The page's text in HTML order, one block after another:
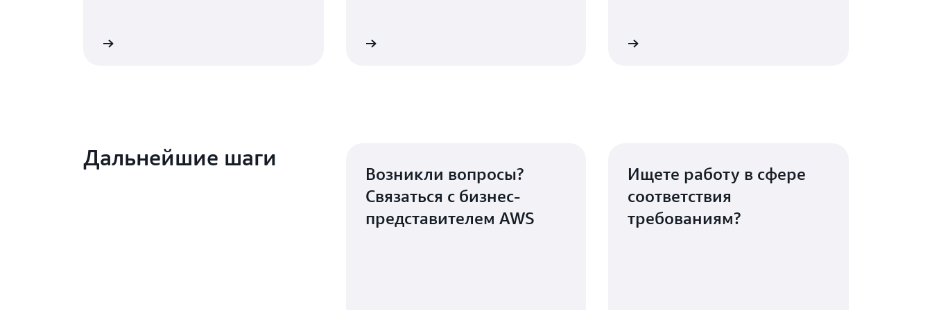
Дальнейшие шаги
Возникли вопросы?
Связаться с бизнес-
представителем AWS
Ищете работу в сфере
соответствия
требованиям?